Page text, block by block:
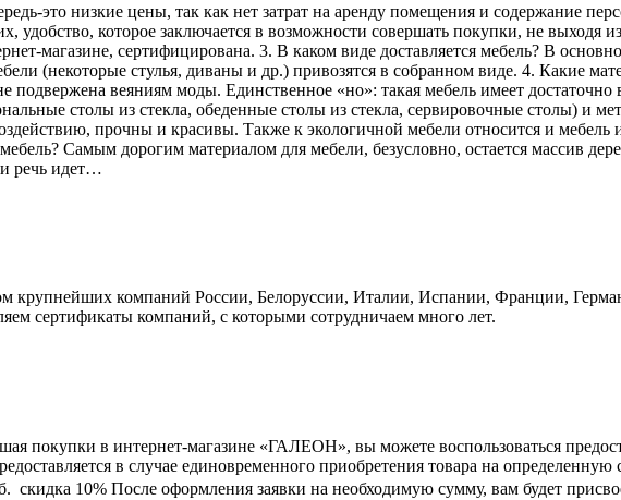
это низкие цены, так как нет затрат на аренду помещения и содержание
удобство, которое заключается в возможности совершать покупки, не выходя
магазине, сертифицирована. 3. В каком виде доставляется мебель? В
(некоторые стулья, диваны и др.) привозятся в собранном виде. 4. Какие
подвержена веяниям моды. Единственное «но»: такая мебель имеет
столы из стекла, обеденные столы из стекла, сервировочные столы) и
прочны и красивы. Также к экологичной мебели относится и мебель
Самым дорогим материалом для мебели, безусловно, остается массив
речь идет…
компаний России, Белоруссии, Италии, Испании, Франции,
сертификаты компаний, с которыми сотрудничаем много лет.
покупки в интернет-магазине «ГАЛЕОН», вы можете воспользоваться
в случае единовременного приобретения товара на
скидка 10% После оформления заявки на необходимую сумму, вам будет